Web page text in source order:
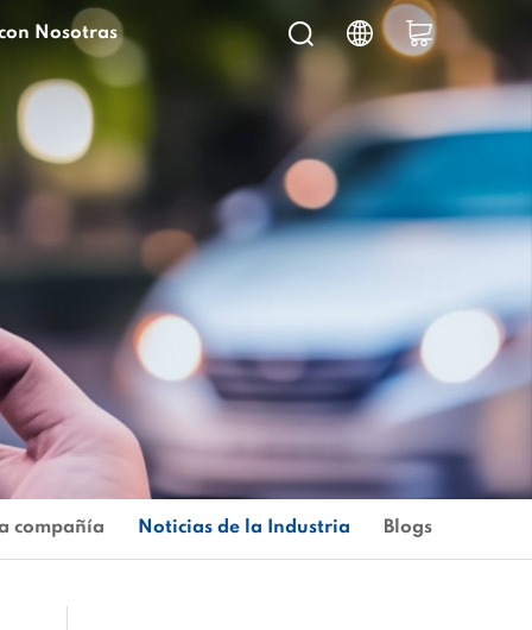
Nosotras
compañía Noticias de la Industria Blogs